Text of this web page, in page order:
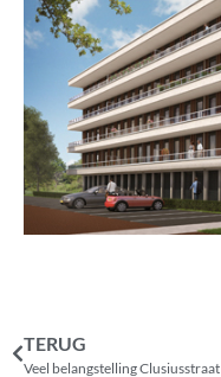
TERUG
Veel belangstelling Clusiusstraat